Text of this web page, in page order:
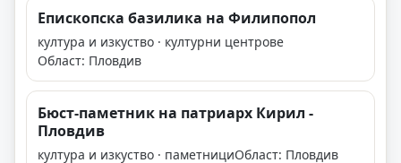
Епископска базилика на Филипопол
култура и изкуство · културни центрове
Област: Пловдив
Бюст-паметник на патриарх Кирил -
Пловдив
култура и изкуство · паметнициОбласт: Пловдив